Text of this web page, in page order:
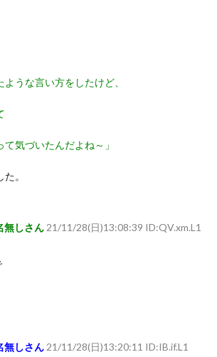
ような言い方をしたけど、
気づいたんだよね～」
。
無しさん 21/11/28(日)13:08:39 ID:QV.xm.L1
無しさん 21/11/28(日)13:20:11 ID:IB.if.L1